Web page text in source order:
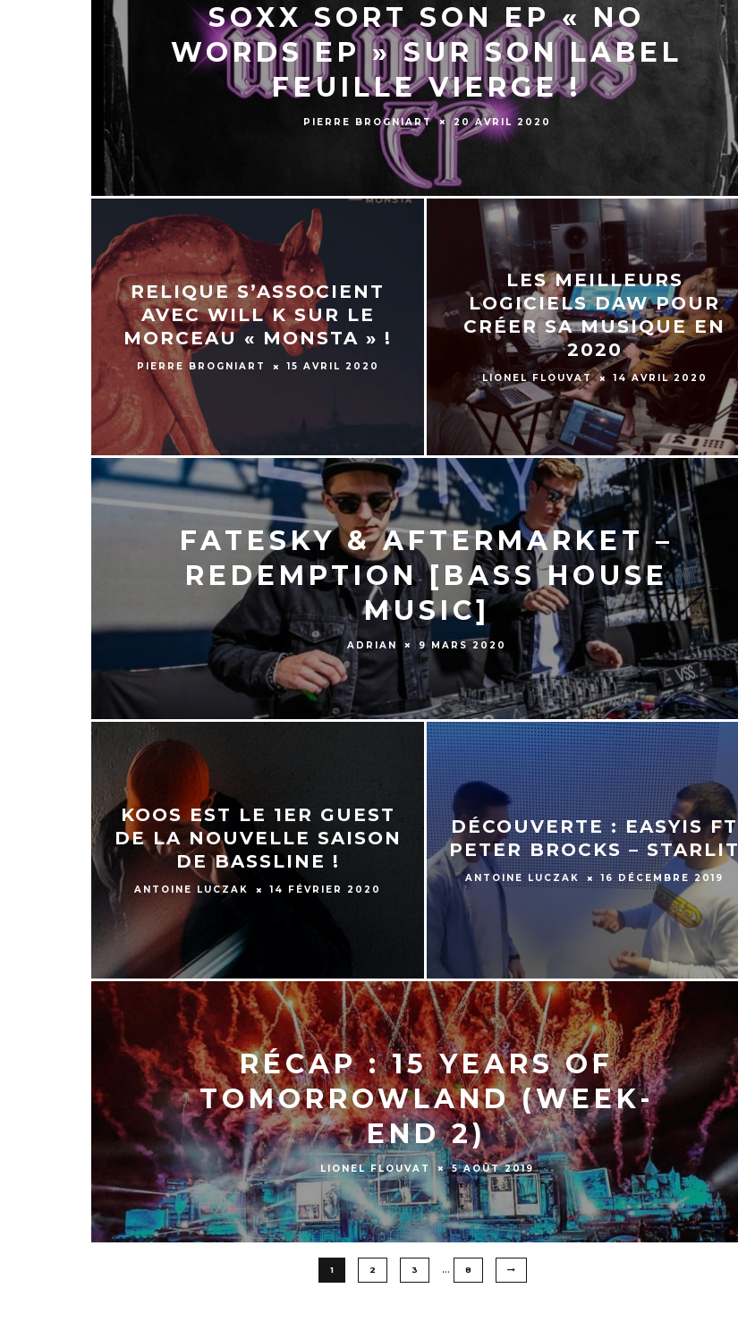
SOXX SORT SON EP « NO
WORDS EP » SUR SON LABEL
FEUILLE VIERGE !
PIERRE BROGNIART 20 AVRIL 2020
RELIQUE S’ASSOCIENT
AVEC WILL K SUR LE
MORCEAU « MONSTA » !
PIERRE BROGNIART 15 AVRIL 2020
LES MEILLEURS
LOGICIELS DAW POUR
CRÉER SA MUSIQUE EN
2020
LIONEL FLOUVAT 14 AVRIL 2020
FATESKY & AFTERMARKET –
REDEMPTION [BASS HOUSE
MUSIC]
ADRIAN 9 MARS 2020
KOOS EST LE 1ER GUEST
DE LA NOUVELLE SAISON
DE BASSLINE !
ANTOINE LUCZAK 14 FÉVRIER 2020
DÉCOUVERTE : EASYIS FT
PETER BROCKS – STARLIT
ANTOINE LUCZAK 16 DÉCEMBRE 2019
RÉCAP : 15 YEARS OF
TOMORROWLAND (WEEK-
END 2)
LIONEL FLOUVAT 5 AOÛT 2019
1 2 3 … 8